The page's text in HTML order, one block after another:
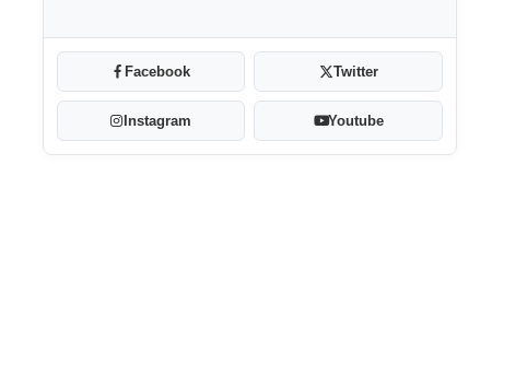
Facebook Twitter
Instagram Youtube